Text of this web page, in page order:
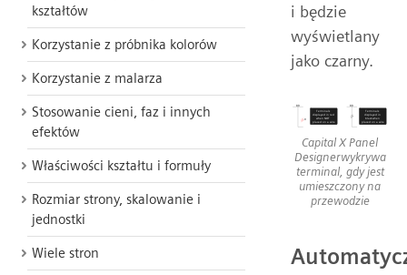
kształtów
Korzystanie z próbnika kolorów
Korzystanie z malarza
Stosowanie cieni, faz i innych
efektów
Właściwości kształtu i formuły
Rozmiar strony, skalowanie i
jednostki
Wiele stron
i będzie
wyświetlany
jako czarny.
Capital X Panel
Designerwykrywa
terminal, gdy jest
umieszczony na
przewodzie